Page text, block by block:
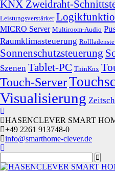
KNX Zweidraht-
Leistungsverstärker
MICRO Server Multiroom-Audio
Raumklimasteuerung
Sonnenschutzsteuerung
Szenen Tablet-PC ThinKnx
Touch-Server
Visualisierung
HASENCLEVER SMART
+49 2261 913748-0
info@smarthome-clever.de